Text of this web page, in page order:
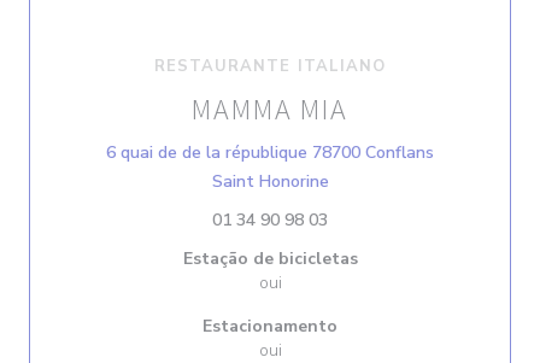
RESTAURANTE ITALIANO
MAMMA MIA
6 quai de de la république 78700 Conflans
Saint Honorine((abre numa nova janela))
01 34 90 98 03
Estação de bicicletas
oui
Estacionamento
oui